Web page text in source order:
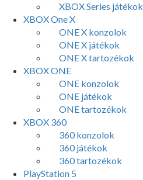
XBOX Series játékok
XBOX One X
ONE X konzolok
ONE X játékok
ONE X tartozékok
XBOX ONE
ONE konzolok
ONE játékok
ONE tartozékok
XBOX 360
360 konzolok
360 játékok
360 tartozékok
PlayStation 5